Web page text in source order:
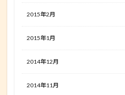
2015年2月
2015年1月
2014年12月
2014年11月